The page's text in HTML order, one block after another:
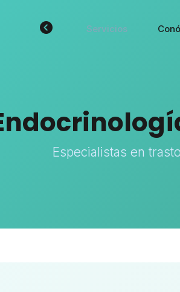
Servicios
Especialistas en